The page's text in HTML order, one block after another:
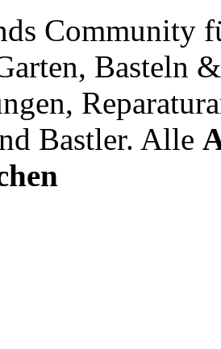
Community
Basteln
Bastler. Alle